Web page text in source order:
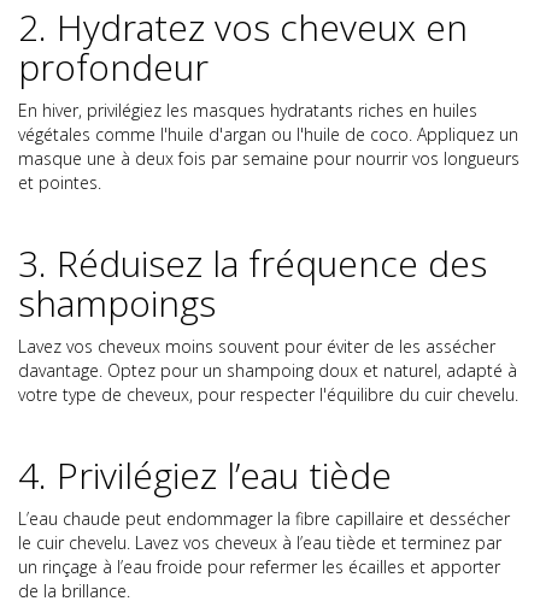
2. Hydratez vos cheveux en
profondeur
En hiver, privilégiez les masques hydratants riches en huiles
végétales comme l'huile d'argan ou l'huile de coco. Appliquez un
masque une à deux fois par semaine pour nourrir vos longueurs
et pointes.
3. Réduisez la fréquence des
shampoings
Lavez vos cheveux moins souvent pour éviter de les assécher
davantage. Optez pour un shampoing doux et naturel, adapté à
votre type de cheveux, pour respecter l'équilibre du cuir chevelu.
4. Privilégiez l’eau tiède
L’eau chaude peut endommager la fibre capillaire et dessécher
le cuir chevelu. Lavez vos cheveux à l’eau tiède et terminez par
un rinçage à l’eau froide pour refermer les écailles et apporter
de la brillance.